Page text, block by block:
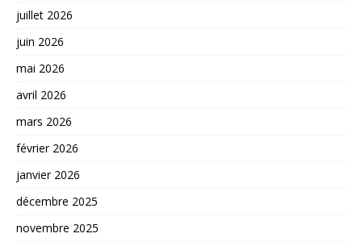
juillet 2026
juin 2026
mai 2026
avril 2026
mars 2026
février 2026
janvier 2026
décembre 2025
novembre 2025